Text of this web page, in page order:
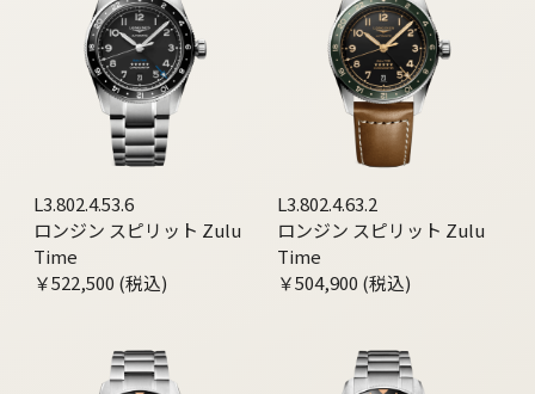
L3.802.4.53.6
ロンジン スピリット Zulu
Time
￥522,500 (税込)
L3.802.4.63.2
ロンジン スピリット Zulu
Time
￥504,900 (税込)